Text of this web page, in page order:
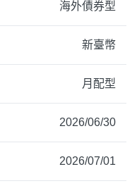
海外債券型
新臺幣
月配型
2026/06/30
2026/07/01